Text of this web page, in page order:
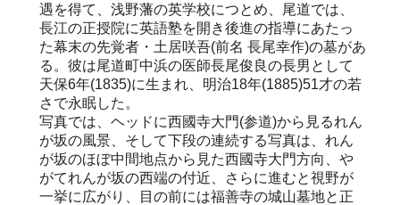
遇を得て、浅野藩の英学校につとめ、尾道では、
長江の正授院に英語塾を開き後進の指導にあたっ
た幕末の先覚者・土居咲吾(前名 長尾幸作)の墓があ
る。彼は尾道町中浜の医師長尾俊良の長男として
天保6年(1835)に生まれ、明治18年(1885)51才の若
さで永眠した。
写真では、ヘッドに西國寺大門(参道)から見るれん
が坂の風景、そして下段の連続する写真は、れん
が坂のほぼ中間地点から見た西國寺大門方向、や
がてれんが坂の西端の付近、さらに進むと視野が
一挙に広がり、目の前には福善寺の城山墓地と正